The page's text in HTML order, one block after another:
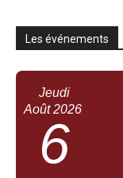
Les événements
Jeudi
Août 2026
6